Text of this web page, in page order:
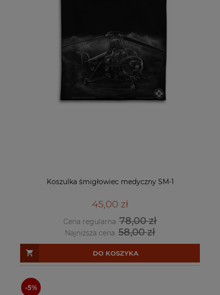
Koszulka śmigłowiec medyczny SM-1
45,00 zł
Cena regularna: 78,00 zł
Najniższa cena: 58,00 zł
DO KOSZYKA